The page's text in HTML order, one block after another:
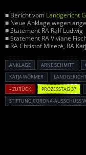
■ Bericht vom Landgericht
■ Neue Anklage wegen
■ Statement RA Ralf Ludwig
■ Statement RA Viviane
■ RA Christof Miserè, RA
ANKLAGE ARNE SCHMITT
KATJA WÖRMER
« ZURÜCK
PROZESSTAG 37
STIFTUNG CORONA-AUSSCHUSS